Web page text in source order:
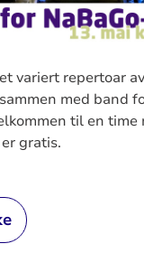
variert repertoar
med band
til en time
gratis.